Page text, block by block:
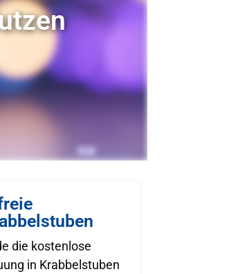
die kostenlose
in Krabbelstuben